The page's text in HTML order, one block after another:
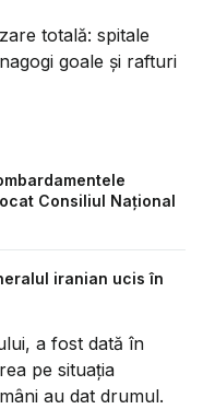
totală: spitale
goale și rafturi
Consiliul Național
iranian ucis în
a fost dată în
pe situația
au dat drumul.